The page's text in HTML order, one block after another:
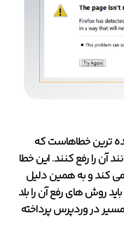
ترین خطاهاست که
آن را رفع کنند. این خطا
کند و به همین دلیل
روش های رفع آن را بلد
در وردپرس پرداخته